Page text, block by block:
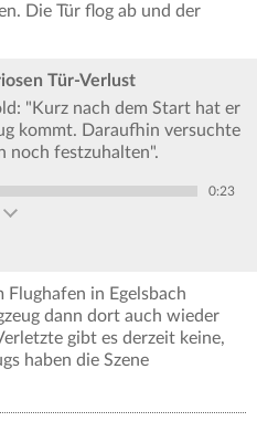
Die Tür flog ab und der
Tür-Verlust
"Kurz nach dem Start hat er
kommt. Daraufhin versuchte
noch festzuhalten".
0:23
in Egelsbach
dann dort auch wieder
gibt es derzeit keine,
haben die Szene